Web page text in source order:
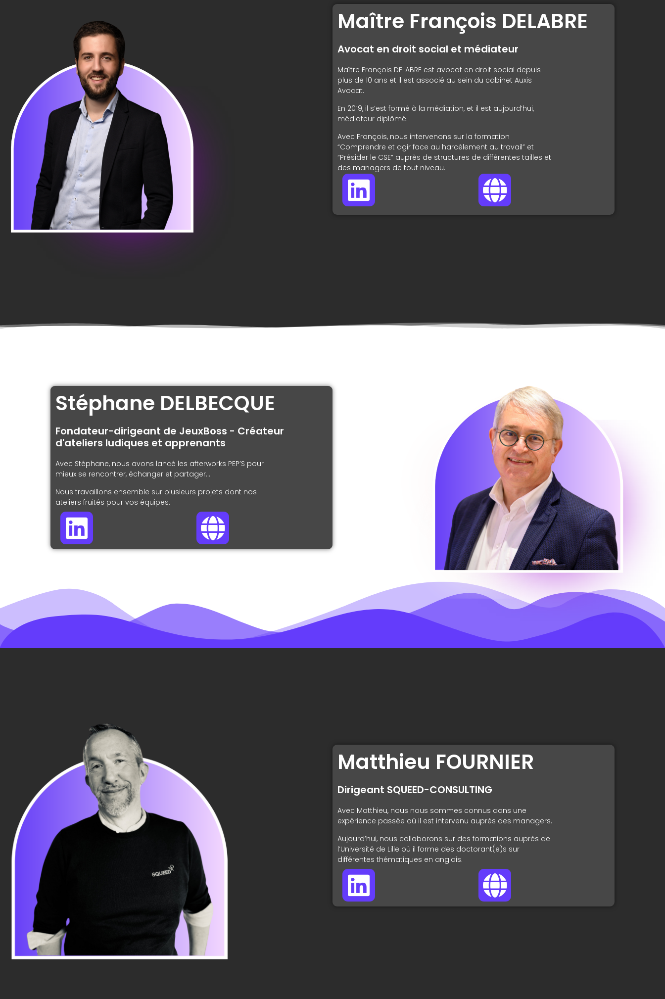
Maître François DELABRE
Avocat en droit social et médiateur
Maître François DELABRE est avocat en droit social depuis
plus de 10 ans et il est associé au sein du cabinet Auxis
Avocat.
En 2019, il s’est formé à la médiation, et il est aujourd’hui,
médiateur diplômé.
Avec François, nous intervenons sur la formation
“Comprendre et agir face au harcèlement au travail” et
“Présider le CSE” auprès de structures de différentes tailles et
des managers de tout niveau.
Stéphane DELBECQUE
Fondateur-dirigeant de JeuxBoss - Créateur
d'ateliers ludiques et apprenants
Avec Stéphane, nous avons lancé les afterworks PEP’S pour
mieux se rencontrer, échanger et partager…
Nous travaillons ensemble sur plusieurs projets dont nos
ateliers fruités pour vos équipes.
Matthieu FOURNIER
Dirigeant SQUEED-CONSULTING
Avec Matthieu, nous nous sommes connus dans une
expérience passée où il est intervenu auprès des managers.
Aujourd’hui, nous collaborons sur des formations auprès de
l’Université de Lille où il forme des doctorant(e)s sur
différentes thématiques en anglais.